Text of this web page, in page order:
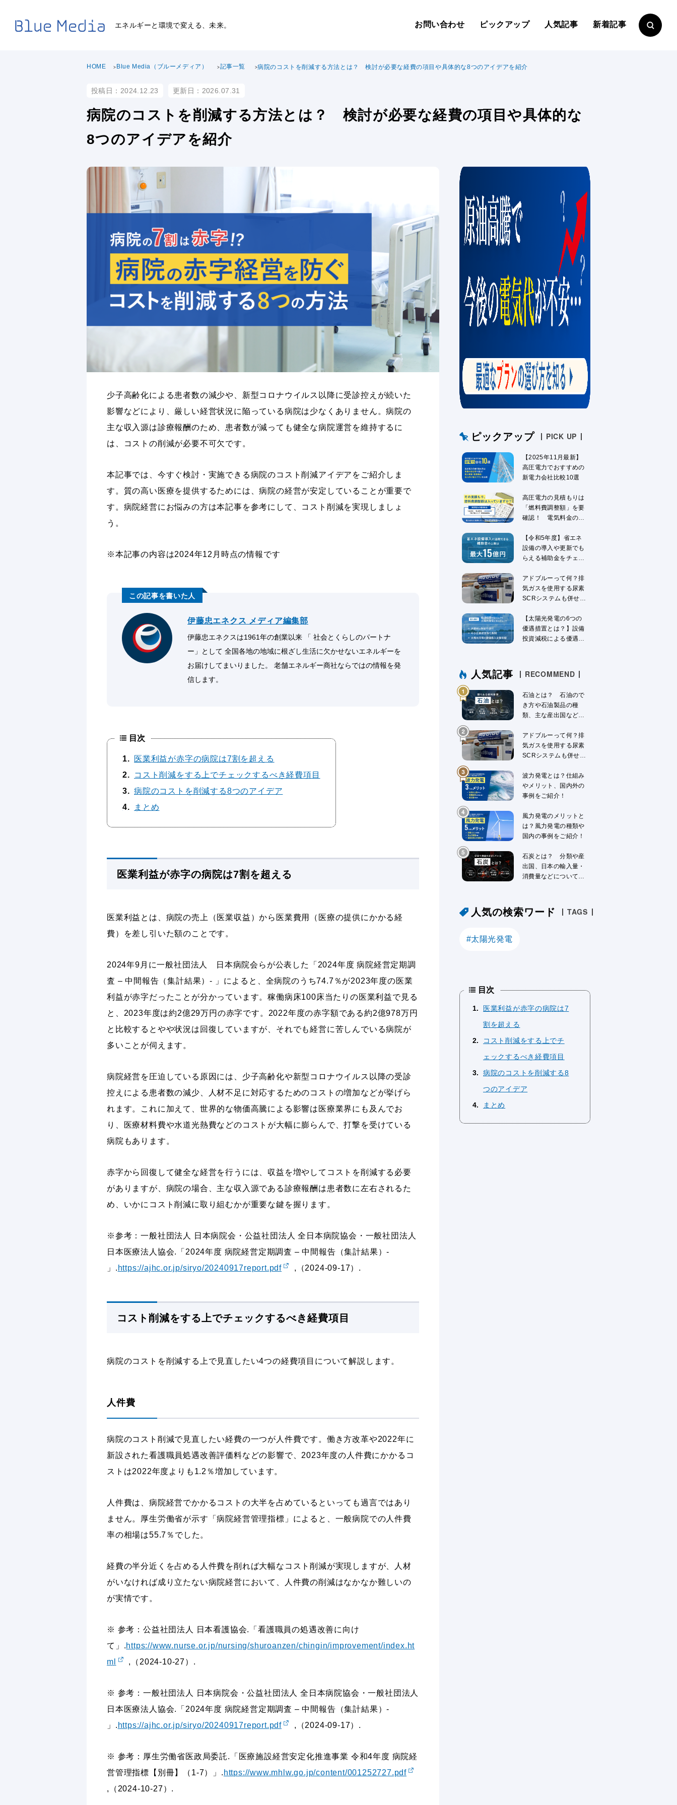
エネルギーと環境で変える、未来。 お問い合わせ ピックアップ 人気記事 新着記事
HOME Blue Media（ブルーメディア） 記事一覧 病院のコストを削減する方法とは？ 検討が必要な経費の項目や具体的な8つのアイデアを紹介
投稿日：2024.12.23 更新日：2026.07.31
病院のコストを削減する方法とは？ 検討が必要な経費の項目や具体的な
8つのアイデアを紹介
少子高齢化による患者数の減少や、新型コロナウイルス以降に受診控えが続いた
影響などにより、厳しい経営状況に陥っている病院は少なくありません。病院の
主な収入源は診療報酬のため、患者数が減っても健全な病院運営を維持するに
は、コストの削減が必要不可欠です。
本記事では、今すぐ検討・実施できる病院のコスト削減アイデアをご紹介しま
す。質の高い医療を提供するためには、病院の経営が安定していることが重要で
す。病院経営にお悩みの方は本記事を参考にして、コスト削減を実現しましょ
う。
※本記事の内容は2024年12月時点の情報です
伊藤忠エネクス メディア編集部
伊藤忠エネクスは1961年の創業以来 「 社会とくらしのパートナ
ー」として 全国各地の地域に根ざし生活に欠かせないエネルギーを
お届けしてまいりました。 老舗エネルギー商社ならではの情報を発
信します。
目次
1
医業利益が赤字の病院は7割を超える
2
コスト削減をする上でチェックするべき経費項目
3
病院のコストを削減する8つのアイデア
4
まとめ
医業利益が赤字の病院は7割を超える
医業利益とは、病院の売上（医業収益）から医業費用（医療の提供にかかる経
費）を差し引いた額のことです。
2024年9月に一般社団法人 日本病院会らが公表した「2024年度 病院経営定期調
査 – 中間報告（集計結果）- 」によると、全病院のうち74.7％が2023年度の医業
利益が赤字だったことが分かっています。稼働病床100床当たりの医業利益で見る
と、2023年度は約2億29万円の赤字です。2022年度の赤字額である約2億978万円
と比較するとやや状況は回復していますが、それでも経営に苦しんでいる病院が
多いことが伺えます。
病院経営を圧迫している原因には、少子高齢化や新型コロナウイルス以降の受診
控えによる患者数の減少、人材不足に対応するためのコストの増加などが挙げら
れます。これに加えて、世界的な物価高騰による影響は医療業界にも及んでお
り、医療材料費や水道光熱費などのコストが大幅に膨らんで、打撃を受けている
病院もあります。
赤字から回復して健全な経営を行うには、収益を増やしてコストを削減する必要
がありますが、病院の場合、主な収入源である診療報酬は患者数に左右されるた
め、いかにコスト削減に取り組むかが重要な鍵を握ります。
※参考：一般社団法人 日本病院会・公益社団法人 全日本病院協会・一般社団法人
日本医療法人協会.「2024年度 病院経営定期調査 – 中間報告（集計結果）-
」. https://ajhc.or.jp/siryo/20240917report.pdf ,（2024-09-17）.
コスト削減をする上でチェックするべき経費項目
病院のコストを削減する上で見直したい4つの経費項目について解説します。
人件費
病院のコスト削減で見直したい経費の一つが人件費です。働き方改革や2022年に
新設された看護職員処遇改善評価料などの影響で、2023年度の人件費にかかるコ
ストは2022年度よりも1.2％増加しています。
人件費は、病院経営でかかるコストの大半を占めているといっても過言ではあり
ません。厚生労働省が示す「病院経営管理指標」によると、一般病院での人件費
率の相場は55.7％でした。
経費の半分近くを占める人件費を削れば大幅なコスト削減が実現しますが、人材
がいなければ成り立たない病院経営において、人件費の削減はなかなか難しいの
が実情です。
※ 参考：公益社団法人 日本看護協会.「看護職員の処遇改善に向け
て」.https://www.nurse.or.jp/nursing/shuroanzen/chingin/improvement/index.ht
ml
,（2024-10-27）.
※ 参考：一般社団法人 日本病院会・公益社団法人 全日本病院協会・一般社団法人
日本医療法人協会.「2024年度 病院経営定期調査 – 中間報告（集計結果）-
」. https://ajhc.or.jp/siryo/20240917report.pdf ,（2024-09-17）.
※ 参考：厚生労働省医政局委託.「医療施設経営安定化推進事業 令和4年度 病院経
営管理指標【別冊】（1-7）」. https://www.mhlw.go.jp/content/001252727.pdf
,（2024-10-27）.
ピックアップ PICK UP
【2025年11月最新】
高圧電力でおすすめの
新電力会社比較10選
高圧電力の見積もりは
「燃料費調整額」を要
確認！ 電気料金の仕
【令和5年度】省エネ
設備の導入や更新でも
らえる補助金をチェッ
アドブルーって何？排
気ガスを使用する尿素
SCRシステムも併せて
【太陽光発電の6つの
優遇措置とは？】設備
投資減税による優遇措
人気記事 RECOMMEND
石油とは？ 石油ので
き方や石油製品の種
類、主な産出国などに
アドブルーって何？排
気ガスを使用する尿素
SCRシステムも併せて
波力発電とは？仕組み
やメリット、国内外の
事例をご紹介！
風力発電のメリットと
は？風力発電の種類や
国内の事例をご紹介！
石炭とは？ 分類や産
出国、日本の輸入量・
消費量などについて解
人気の検索ワード TAGS
太陽光発電
目次
1
医業利益が赤字の病院は7
割を超える
2
コスト削減をする上でチ
ェックするべき経費項目
3
病院のコストを削減する8
つのアイデア
4
まとめ